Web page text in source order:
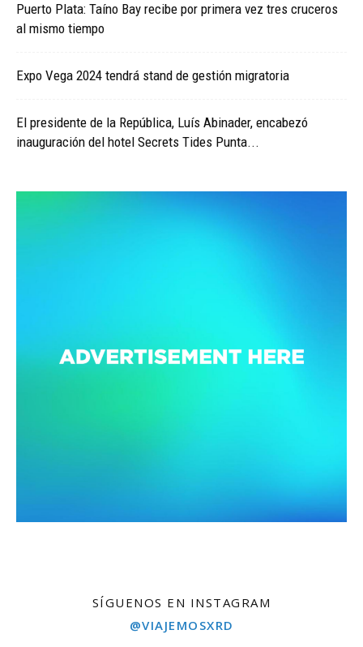
Puerto Plata: Taíno Bay recibe por primera vez tres cruceros
al mismo tiempo
Expo Vega 2024 tendrá stand de gestión migratoria
El presidente de la República, Luís Abinader, encabezó
inauguración del hotel Secrets Tides Punta...
SÍGUENOS EN INSTAGRAM
@VIAJEMOSXRD